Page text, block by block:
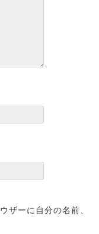
ザーに自分の名前、